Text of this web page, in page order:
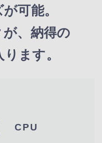
可能。
、納得の
ます。
CPU